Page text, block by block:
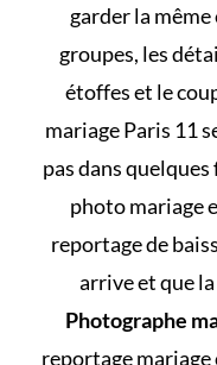
garder la même
groupes, les
étoffes et le
mariage Paris 11
pas dans
photo mariage
reportage de
arrive et que
Photographe
reportage mariage